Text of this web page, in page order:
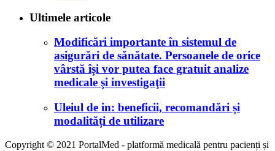
Ultimele articole
Modificări importante în sistemul de
asigurări de sănătate. Persoanele de orice
vârstă își vor putea face gratuit analize
medicale şi investigaţii
Uleiul de in: beneficii, recomandări și
modalități de utilizare
Copyright © 2021 PortalMed - platformă medicală pentru pacienți și